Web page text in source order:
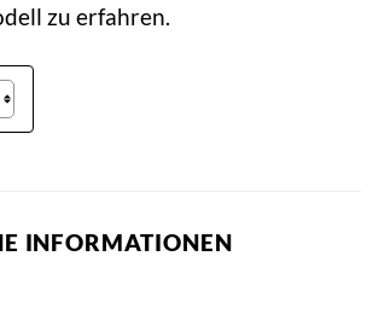
zu erfahren.
INFORMATIONEN